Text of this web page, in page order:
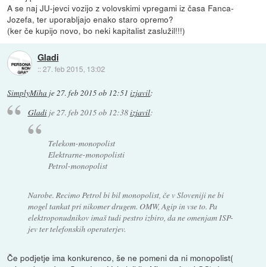
A se naj JU-jevci vozijo z volovskimi vpregami iz časa Fanca-
Jozefa, ter uporabljajo enako staro opremo?
(ker če kupijo novo, bo neki kapitalist zaslužil!!!)
Gladi
::27. feb 2015, 13:02
SimplyMiha je27. feb 2015 ob 12:51 izjavil:
Gladije27. feb 2015 ob 12:38izjavil:
Telekom-monopolist
Elektrarne-monopolisti
Petrol-monopolist
Narobe. Recimo Petrol bi bil monopolist, če v Sloveniji ne bi
mogel tankat pri nikomer drugem. OMW, Agip in vse to. Pa
elektroponudnikov imaš tudi pestro izbiro, da ne omenjam ISP-
jev ter telefonskih operaterjev.
Če podjetje ima konkurenco, še ne pomeni da ni monopolist(